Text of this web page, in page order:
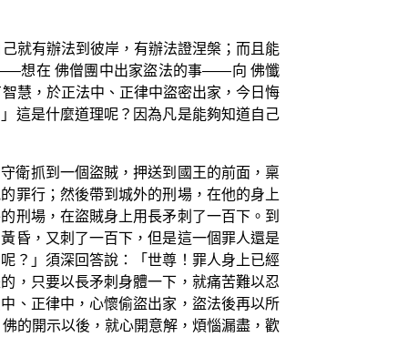
就有辦法到彼岸，有辦法證涅槃；而且能
——想在 佛僧團中出家盜法的事——向 佛懺
慧，於正法中、正律中盜密出家，今日悔
這是什麼道理呢？因為凡是能夠知道自己
衛抓到一個盜賊，押送到國王的前面，稟
罪行；然後帶到城外的刑場，在他的身上
刑場，在盜賊身上用長矛刺了一百下。到
昏，又刺了一百下，但是這一個罪人還是
？」須深回答說：「世尊！罪人身上已經
，只要以長矛刺身體一下，就痛苦難以忍
、正律中，心懷偷盜出家，盜法後再以所
的開示以後，就心開意解，煩惱漏盡，歡